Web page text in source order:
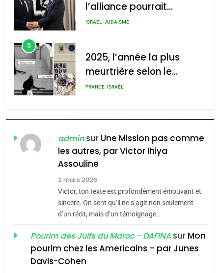
2025, l’année la plus
meurtrière selon le rapport
d’ADL contre
l’antisémitisme
admin 0
l’alliance pourrait
s’étendre à 13 pays
ISRAÉL JUDAISME
5
2025, l’année la plus
meurtrière selon le
rapport d’ADL contre
FRANCE ISRAÉL
FIÈRE, DIGNE ET RÉSILIENTE :
POURQUOI JE REVENDIQUE
MA JUDAÏTE par Thérèse
Zrihen-Dvir
ISRAÉL JUDAISME
CE QUI NOUS MANQUE –
Jacques Hadida
JUDAISME
Maroc : Les amandes de
Tafraout, le miel de Tadla
adminsur Une Mission pas comme
les autres, par Victor Ihiya
Assouline
2 mars 2026
Victor, ton texte est profondément émouvant et
sincère. On sent qu’il ne s’agit non seulement
d’un récit, mais d’un témoignage…
Pourim des Juifs du Maroc - DAFINA sur Mon
pourim chez les Americains – par Junes
Davis-Cohen